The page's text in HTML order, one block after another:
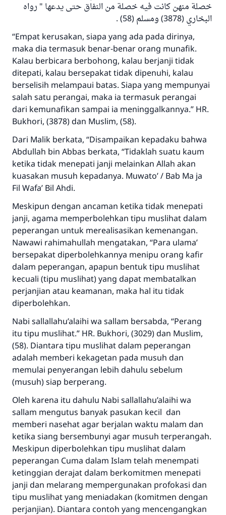
خصلة منهن كانت فيه خصلة من النفاق حتى يدعها " رواه
البخاري (3878) ومسلم (58) .
“Empat kerusakan, siapa yang ada pada dirinya,
maka dia termasuk benar-benar orang munafik.
Kalau berbicara berbohong, kalau berjanji tidak
ditepati, kalau bersepakat tidak dipenuhi, kalau
berselisih melampaui batas. Siapa yang mempunyai
salah satu perangai, maka ia termasuk perangai
dari kemunafikan sampai ia meninggalkannya.” HR.
Bukhori, (3878) dan Muslim, (58).
Dari Malik berkata, “Disampaikan kepadaku bahwa
Abdullah bin Abbas berkata, “Tidaklah suatu kaum
ketika tidak menepati janji melainkan Allah akan
kuasakan musuh kepadanya. Muwato’ / Bab Ma ja
Fil Wafa’ Bil Ahdi.
Meskipun dengan ancaman ketika tidak menepati
janji, agama memperbolehkan tipu muslihat dalam
peperangan untuk merealisasikan kemenangan.
Nawawi rahimahullah mengatakan, “Para ulama’
bersepakat diperbolehkannya menipu orang kafir
dalam peperangan, apapun bentuk tipu muslihat
kecuali (tipu muslihat) yang dapat membatalkan
perjanjian atau keamanan, maka hal itu tidak
diperbolehkan.
Nabi sallallahu’alaihi wa sallam bersabda, “Perang
itu tipu muslihat.” HR. Bukhori, (3029) dan Muslim,
(58). Diantara tipu muslihat dalam peperangan
adalah memberi kekagetan pada musuh dan
memulai penyerangan lebih dahulu sebelum
(musuh) siap berperang.
Oleh karena itu dahulu Nabi sallallahu’alaihi wa
sallam mengutus banyak pasukan kecil dan
memberi nasehat agar berjalan waktu malam dan
ketika siang bersembunyi agar musuh terperangah.
Meskipun diperbolehkan tipu muslihat dalam
peperangan Cuma dalam Islam telah menempati
ketinggian derajat dalam berkomitmen menepati
janji dan melarang mempergunakan profokasi dan
tipu muslihat yang meniadakan (komitmen dengan
perjanjian). Diantara contoh yang mencengangkan
Jawaban no. 110845
menyelamatkan pernikahan.
Bantu kami dalam memberikan jawaban untuk umat
Rasulullah ﷺ bersabda
"Siapa yang menunjukkan suatu kebaikan,
meka dia akan mendapatkan pahala yang
sama dengan orang yang melakukannya"
MUSLIM, 1893
Saham